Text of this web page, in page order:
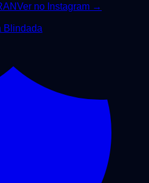
Ver no Instagram →
Blindada